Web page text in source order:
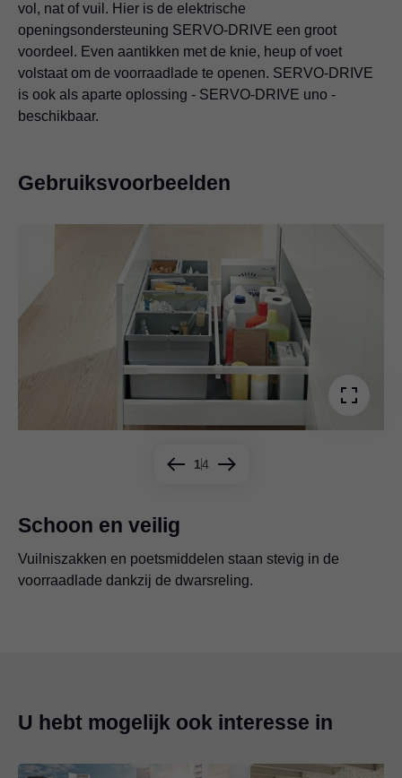
vol, nat of vuil. Hier is de elektrische
openingsondersteuning SERVO-DRIVE een groot
voordeel. Even aantikken met de knie, heup of voet
volstaat om de voorraadlade te openen. SERVO-DRIVE
is ook als aparte oplossing - SERVO-DRIVE uno -
beschikbaar.
Gebruiksvoorbeelden
14
Schoon en veilig
Vuilniszakken en poetsmiddelen staan stevig in de
voorraadlade dankzij de dwarsreling.
De binnenlade biedt extra ruimte voor sponzen,
poetsdoekjes enz. in de kast.
Afwasmiddel, sponzen en tabletten zijn netjes
opgeborgen in de spoelbaklade.
Visueel aantrekkelijk: spoelbaklade met MOVENTO
U hebt mogelijk ook interesse in